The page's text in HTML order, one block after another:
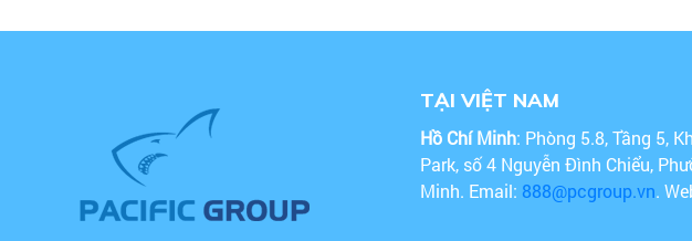
TẠI VIỆT NAM
Hồ Chí Minh: Phòng 5.8, Tầng 5,
Park, số 4 Nguyễn Đình Chiểu,
Minh. Email: 888@pcgroup.vn.